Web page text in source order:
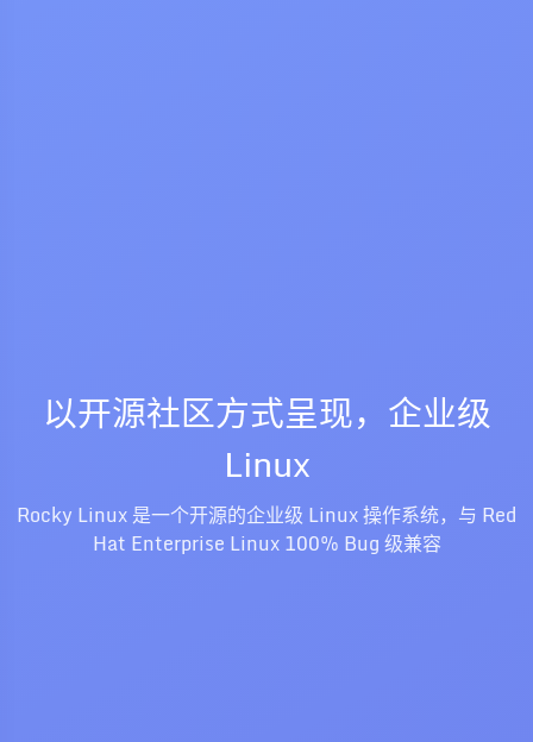
以开源社区方式呈现，企业级
Linux
Rocky Linux 是一个开源的企业级 Linux 操作系统，与 Red
Hat Enterprise Linux 100% Bug 级兼容